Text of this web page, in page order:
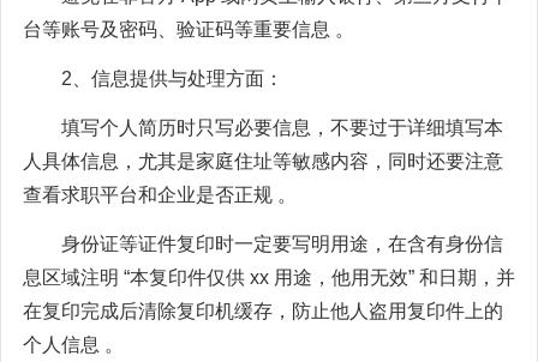
台等账号及密码、验证码等重要信息 。
2、信息提供与处理方面：
填写个人简历时只写必要信息，不要过于详细填写本
人具体信息，尤其是家庭住址等敏感内容，同时还要注意
查看求职平台和企业是否正规 。
身份证等证件复印时一定要写明用途，在含有身份信
息区域注明 “本复印件仅供 xx 用途，他用无效” 和日期，并
在复印完成后清除复印机缓存，防止他人盗用复印件上的
个人信息 。